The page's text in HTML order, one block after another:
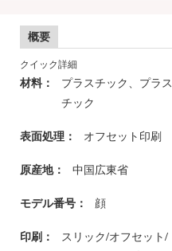
概要
クイック詳細
材料：
プラスチック、プラス
チック
表面処理： オフセット印刷
原産地： 中国広東省
モデル番号： 顔
印刷：
スリック/オフセット/